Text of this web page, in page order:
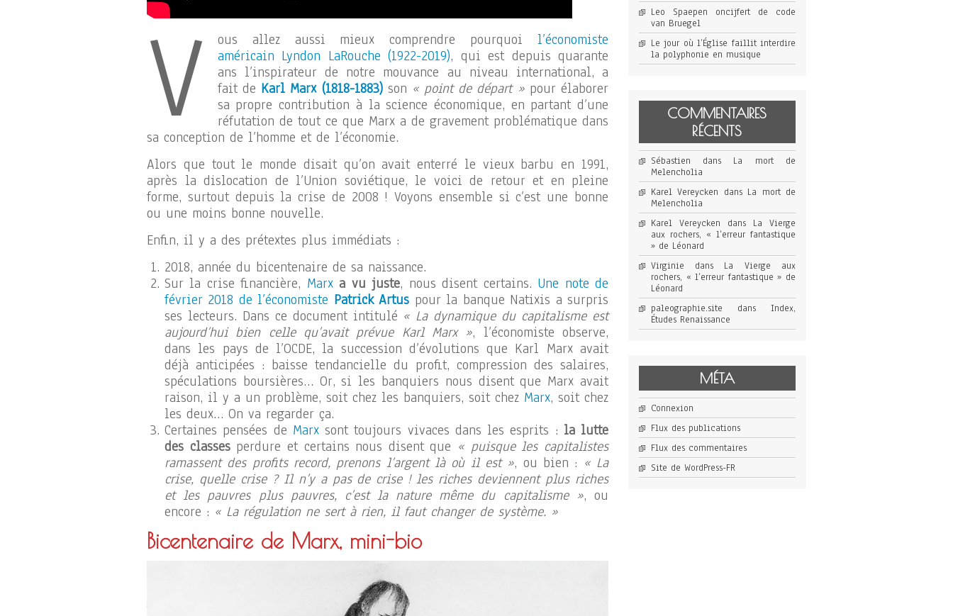
V ous allez aussi mieux comprendre pourquoi l’économiste
américain Lyndon LaRouche (1922-2019), qui est depuis quarante
ans l’inspirateur de notre mouvance au niveau international, a
fait de Karl Marx (1818-1883)son « point de départ »pour élaborer
sa propre contribution à la science économique, en partant d’une
réfutation de tout ce que Marx a de gravement problématique dans
sa conception de l’homme et de l’économie.
Alors que tout le monde disait qu’on avait enterré le vieux barbu en 1991,
après la dislocation de l’Union soviétique, le voici de retour et en pleine
forme, surtout depuis la crise de 2008 ! Voyons ensemble si c’est une bonne
ou une moins bonne nouvelle.
Enfin, il y a des prétextes plus immédiats :
2018, année du bicentenaire de sa naissance.
Sur la crise financière, Marxa vu juste, nous disent certains. Une note de
février 2018 de l’économiste Patrick Artus pour la banque Natixis a surpris
ses lecteurs. Dans ce document intitulé « La dynamique du capitalisme est
aujourd’hui bien celle qu’avait prévue Karl Marx », l’économiste observe,
dans les pays de l’OCDE, la succession d’évolutions que Karl Marx avait
déjà anticipées : baisse tendancielle du profit, compression des salaires,
spéculations boursières… Or, si les banquiers nous disent que Marx avait
raison, il y a un problème, soit chez les banquiers, soit chez Marx, soit chez
les deux… On va regarder ça.
Certaines pensées de Marx sont toujours vivaces dans les esprits : la lutte
des classesperdure et certains nous disent que « puisque les capitalistes
ramassent des profits record, prenons l’argent là où il est », ou bien : « La
crise, quelle crise ? Il n’y a pas de crise ! les riches deviennent plus riches
et les pauvres plus pauvres, c’est la nature même du capitalisme », ou
encore : « La régulation ne sert à rien, il faut changer de système. »
Bicentenaire de Marx, mini-bio
Leo Spaepen oncijfert de code
van Bruegel
Le jour où l’Église faillit interdire
la polyphonie en musique
COMMENTAIRES
RÉCENTS
Sébastien dans La mort de
Melencholia
Karel Vereycken dans La mort de
Melencholia
Karel Vereycken dans La Vierge
aux rochers, « l’erreur fantastique
» de Léonard
Virginie dans La Vierge aux
rochers, « l’erreur fantastique » de
Léonard
paleographie.site dans Index,
Études Renaissance
MÉTA
Connexion
Flux des publications
Flux des commentaires
Site de WordPress-FR